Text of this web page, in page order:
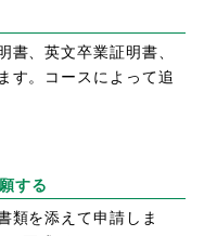
書、英文卒業証明書、
す。コースによって追
する
類を添えて申請しま